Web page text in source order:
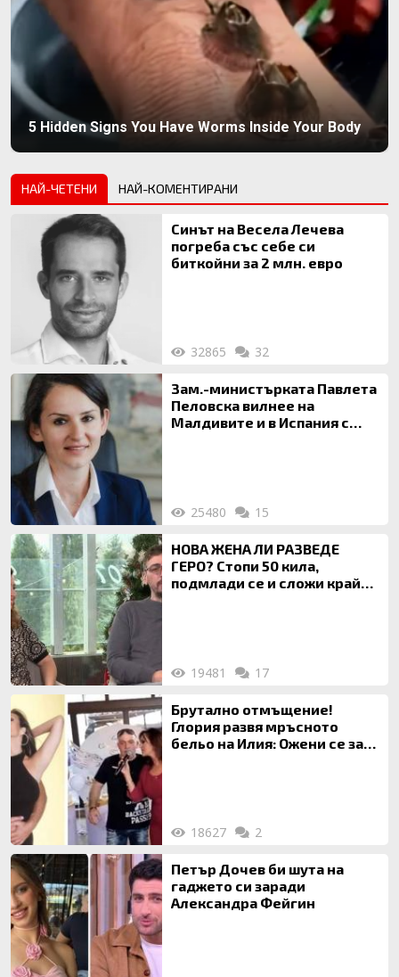
5 Hidden Signs You Have Worms Inside Your Body
НАЙ-ЧЕТЕНИ НАЙ-КОМЕНТИРАНИ
Синът на Весела Лечева
погреба със себе си
биткойни за 2 млн. евро
32865 32
Зам.-министърката Павлета
Пеловска вилнее на
Малдивите и в Испания с
25480 15
НОВА ЖЕНА ЛИ РАЗВЕДЕ
ГЕРО? Стопи 50 кила,
подмлади се и сложи край
19481 17
Брутално отмъщение!
Глория развя мръсното
бельо на Илия: Ожени се за
18627 2
Петър Дочев би шута на
гаджето си заради
Александра Фейгин